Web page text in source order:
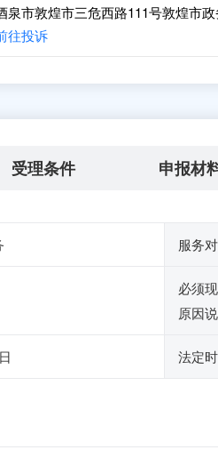
泉市敦煌市三危西路111号敦煌市
往投诉
受理条件 申报材
服务
必须
原因
法定